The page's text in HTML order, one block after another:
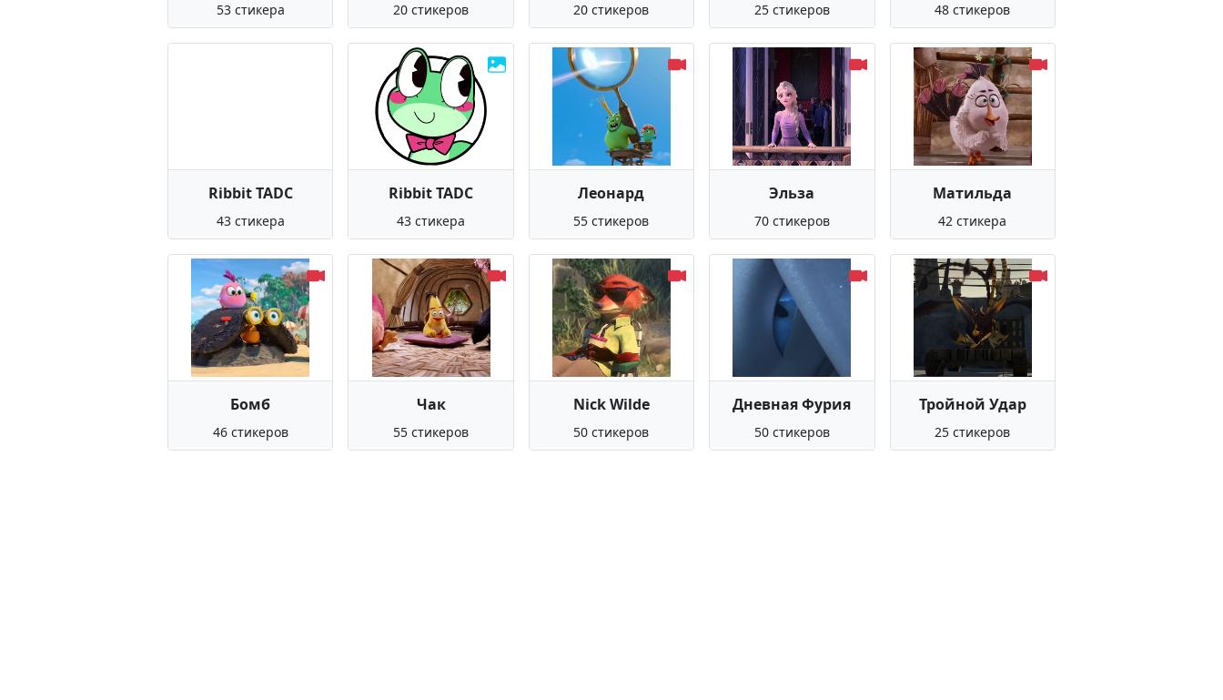
53 стикера 20 стикеров 20 стикеров 25 стикеров 48 стикеров
Ribbit TADC
43 стикера
Ribbit TADC
43 стикера
Леонард
55 стикеров
Эльза
70 стикеров
Матильда
42 стикера
Бомб
46 стикеров
Чак
55 стикеров
Nick Wilde
50 стикеров
Дневная Фурия
50 стикеров
Тройной Удар
25 стикеров